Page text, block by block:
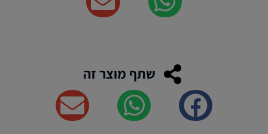
שתף מוצר זה